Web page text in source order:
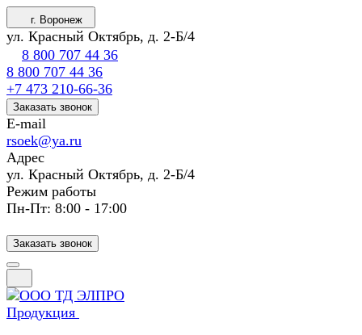
г. Воронеж
ул. Красный Октябрь, д. 2-Б/4
8 800 707 44 36
8 800 707 44 36
+7 473 210-66-36
Заказать звонок
E-mail
rsoek@ya.ru
Адрес
ул. Красный Октябрь, д. 2-Б/4
Режим работы
Пн-Пт: 8:00 - 17:00
Заказать звонок
Продукция